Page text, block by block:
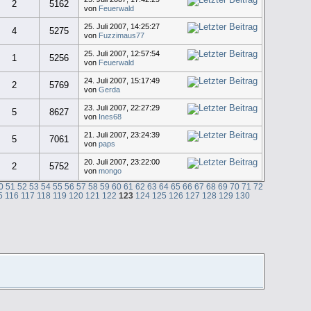
2 5162
von Feuerwald
4 5275
25. Juli 2007, 14:25:27
von Fuzzimaus77
1 5256
25. Juli 2007, 12:57:54
von Feuerwald
2 5769
24. Juli 2007, 15:17:49
von Gerda
5 8627
23. Juli 2007, 22:27:29
von Ines68
5 7061
21. Juli 2007, 23:24:39
von paps
2 5752
20. Juli 2007, 23:22:00
von mongo
51 52 53 54 55 56 57 58 59 60 61 62 63 64 65 66 67 68 69 70 71 72
116 117 118 119 120 121 122 123 124 125 126 127 128 129 130